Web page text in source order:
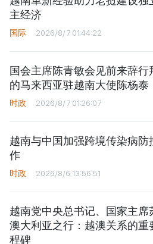
主经济
国际 2026/8/7 01:44:22
国会主席陈青敏会见前来辞行
的马来西亚驻越南大使陈杨泰
时政 2026/8/7 01:26:07
越南与中国加强跨境传染病防
作
时政 2026/8/6 13:56:51
越南党中央总书记、国家主席
澳大利亚之行：越澳关系的重
程碑